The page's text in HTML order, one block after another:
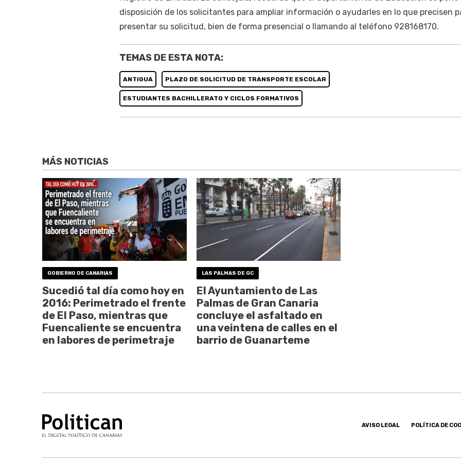
disposición de los solicitantes para ampliar información o ayudarles en lo que precisen
presentar su solicitud, bien de forma presencial o llamando al teléfono 928168170.
TEMAS DE ESTA NOTA:
ANTIGUA PLAZO DE SOLICITUD DE TRANSPORTE ESCOLAR
ESTUDIANTES BACHILLERATO Y CICLOS FORMATIVOS
MÁS NOTICIAS
GOBIERNO DE CANARIAS
Sucedió tal día como hoy en
2016: Perimetrado el frente
de El Paso, mientras que
Fuencaliente se encuentra
en labores de perimetraje
LAS PALMAS DE GC
El Ayuntamiento de Las
Palmas de Gran Canaria
concluye el asfaltado en
una veintena de calles en el
barrio de Guanarteme
AVISO LEGAL POLÍTICA DE